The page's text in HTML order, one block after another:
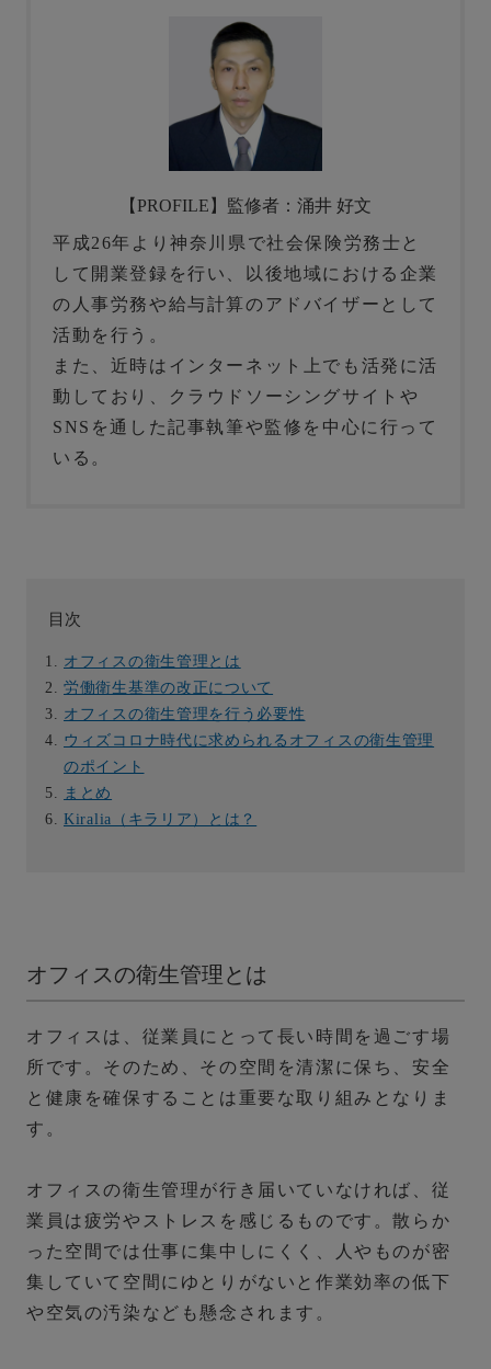
【PROFILE】監修者：涌井 好文
平成26年より神奈川県で社会保険労務士と
して開業登録を行い、以後地域における企業
の人事労務や給与計算のアドバイザーとして
活動を行う。
また、近時はインターネット上でも活発に活
動しており、クラウドソーシングサイトや
SNSを通した記事執筆や監修を中心に行って
いる。
目次
オフィスの衛生管理とは
労働衛生基準の改正について
オフィスの衛生管理を行う必要性
ウィズコロナ時代に求められるオフィスの衛生管理
のポイント
まとめ
Kiralia（キラリア）とは？
オフィスの衛生管理とは
オフィスは、従業員にとって長い時間を過ごす場
所です。そのため、その空間を清潔に保ち、安全
と健康を確保することは重要な取り組みとなりま
す。
オフィスの衛生管理が行き届いていなければ、従
業員は疲労やストレスを感じるものです。散らか
った空間では仕事に集中しにくく、人やものが密
集していて空間にゆとりがないと作業効率の低下
や空気の汚染なども懸念されます。